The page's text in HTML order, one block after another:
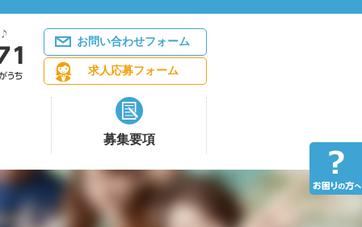
お問い合わせフォーム
求人応募フォーム
募集要項